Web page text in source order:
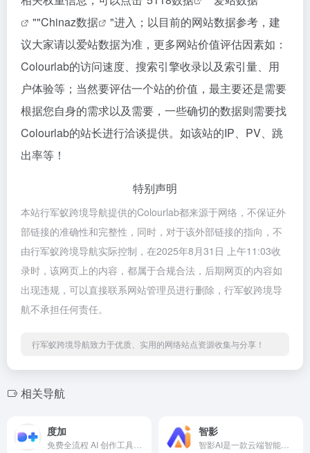
""Chinaz数据
"进入；以目前的网站数据参考，建
议大家请以爱站数据为准，更多网站价值评估因素如：
Colourlab的访问速度、搜索引擎收录以及索引量、用
户体验等；当然要评估一个站的价值，最主要还是需要
根据您自身的需求以及需要，一些确切的数据则需要找
Colourlab的站长进行洽谈提供。如该站的IP、PV、跳
出率等！
特别声明
本站行军蚁跨境导航提供的Colourlab都来源于网络，不保证外
部链接的准确性和完整性，同时，对于该外部链接的指向，不
由行军蚁跨境导航实际控制，在2025年8月31日 上午11:03收
录时，该网页上的内容，都属于合规合法，后期网页的内容如
出现违规，可以直接联系网站管理员进行删除，行军蚁跨境导
航不承担任何责任。
行军蚁跨境导航致力于优质、实用的网络站点资源收集与分享！
相关导航
度加 智影